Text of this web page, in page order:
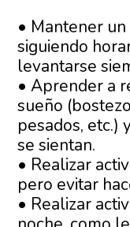
• Mantener
siguiendo
levantarse
• Aprender a
sueño
pesados, etc.)
se sientan.
• Realizar
pero evitar
• Realizar